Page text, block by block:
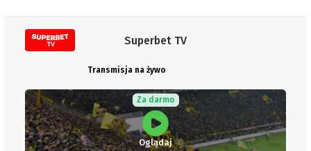
Superbet TV
Transmisja na żywo
Za darmo
Oglądaj